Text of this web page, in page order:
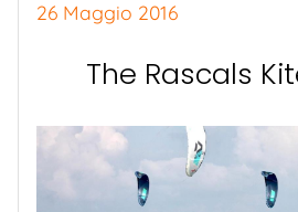
26 Maggio 2016
The Rascals